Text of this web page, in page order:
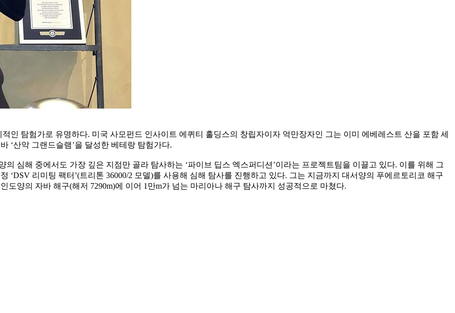
인 탐험가로 유명하다. 미국 사모펀드 인사이트 에퀴티 홀딩스의 창립자이자 억만장자인 그는 이미 에베레스트 산을 포함 세
‘산악 그랜드슬램’을 달성한 베테랑 탐험가다.
심해 중에서도 가장 깊은 지점만 골라 탐사하는 ‘파이브 딥스 엑스퍼디션’이라는 프로젝트팀을 이끌고 있다. 이를 위해 그
‘DSV 리미팅 팩터’(트리톤 36000/2 모델)를 사용해 심해 탐사를 진행하고 있다. 그는 지금까지 대서양의 푸에르토리코 해구
도양의 자바 해구(해저 7290m)에 이어 1만m가 넘는 마리아나 해구 탐사까지 성공적으로 마쳤다.